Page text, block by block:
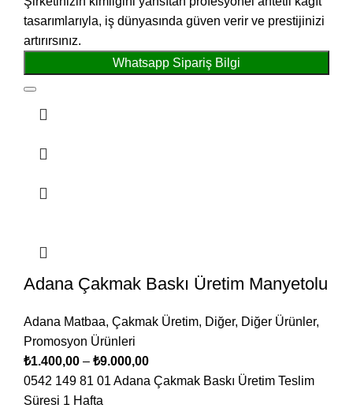
tasarımlarıyla, iş dünyasında güven verir ve prestijinizi
artırırsınız.
Whatsapp Sipariş Bilgi
Adana Çakmak Baskı Üretim Manyetolu
Adana Matbaa, Çakmak Üretim, Diğer, Diğer Ürünler,
Promosyon Ürünleri
₺1.400,00 – ₺9.000,00
0542 149 81 01 Adana Çakmak Baskı Üretim Teslim
Süresi 1 Hafta